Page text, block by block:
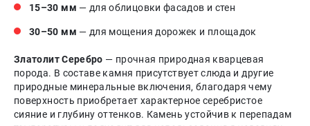
15–30 мм — для облицовки фасадов и стен
30–50 мм — для мощения дорожек и площадок
Златолит Серебро — прочная природная кварцевая
порода. В составе камня присутствует слюда и другие
природные минеральные включения, благодаря чему
поверхность приобретает характерное серебристое
сияние и глубину оттенков. Камень устойчив к перепадам